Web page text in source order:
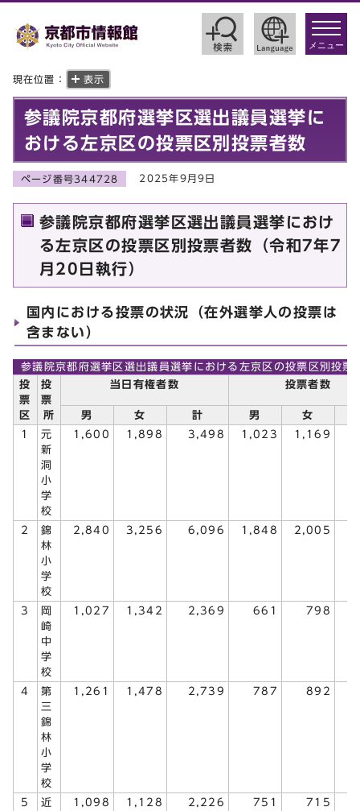
toggle
メニュー
現在位置： 表示
参議院京都府選挙区選出議員選挙に
おける左京区の投票区別投票者数
ページ番号344728 2025年9月9日
参議院京都府選挙区選出議員選挙におけ
る左京区の投票区別投票者数（令和7年7
月20日執行）
国内における投票の状況（在外選挙人の投票は
含まない）
参議院京都府選挙区選出議員選挙における左京区の投票区別投票
投
票
区
投
票
所
当日有権者数 投票者数
男 女 計 男 女
1
元
新
洞
小
学
校
1,600 1,898 3,498 1,023 1,169
2
錦
林
小
学
校
2,840 3,256 6,096 1,848 2,005
3
岡
崎
中
学
校
1,027 1,342 2,369 661 798
4
第
三
錦
林
小
学
校
1,261 1,478 2,739 787 892
5
近
1,098 1,128 2,226 751 715